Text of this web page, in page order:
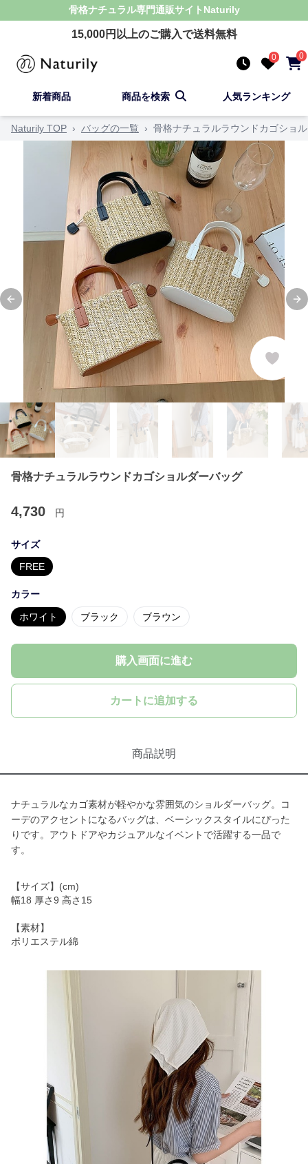
骨格ナチュラル専門通販サイト Naturily
15,000円以上のご購入で送料無料
0 0
新着商品 商品を検索 人気ランキング
Naturily TOP › バッグの一覧 › 骨格ナチュラルラウンドカゴショ
Previous slide
骨格ナチュラルラウンドカゴショルダーバッグ
4,730 円
サイズ
FREE
カラー
ホワイト ブラック ブラウン
購入画面に進む
カートに追加する
商品説明
ナチュラルなカゴ素材が軽やかな雰囲気のショルダーバッグ。コ
ーデのアクセントになるバッグは、ベーシックスタイルにぴった
りです。アウトドアやカジュアルなイベントで活躍する一品で
す。
【サイズ】(cm)
幅18 厚さ9 高さ15
【素材】
ポリエステル綿